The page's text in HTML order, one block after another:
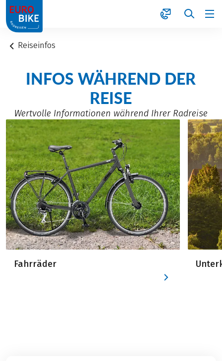
1
Reiseinfos
INFOS WÄHREND DER
REISE
Wertvolle Informationen während Ihrer Radreise
Fahrräder